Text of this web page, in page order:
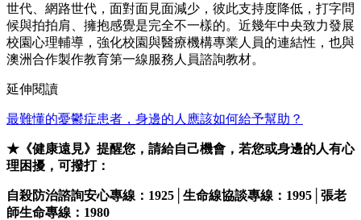
世代、網路世代，面對面見面減少，彼此支持度降低，打字問
候與拍拍肩、擁抱感覺是完全不一樣的。近幾年中央致力發展
校園心理輔導，強化校園與醫療機構專業人員的連結性，也與
澳洲合作製作教育第一線服務人員諮詢教材。
延伸閱讀
最難懂的憂鬱症患者，身邊的人應該如何給予幫助？
★《健康遠見》提醒您，請給自己機會，若您或身邊的人有心
理困擾，可撥打：
自殺防治諮詢安心專線：1925│ 生命線協談專線：1995 │張老
師生命專線 ：1980